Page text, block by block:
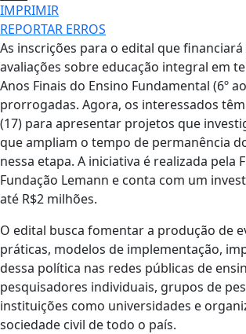
IMPRIMIR
REPORTAR ERROS
As inscrições para o edital que financiará
avaliações sobre educação integral em
Anos Finais do Ensino Fundamental (6º
prorrogadas. Agora, os interessados
(17) para apresentar projetos que
que ampliam o tempo de permanência
nessa etapa. A iniciativa é realizada pela
Fundação Lemann e conta com um
até R$2 milhões.
O edital busca fomentar a produção de
práticas, modelos de implementação,
dessa política nas redes públicas de
pesquisadores individuais, grupos de
instituições como universidades e
sociedade civil de todo o país.